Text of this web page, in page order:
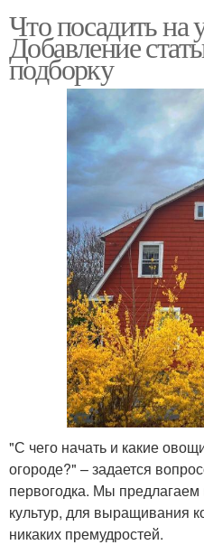
Что посадить на
Добавление
подборку
"С чего начать и какие
огороде?" – задается
первогодка. Мы
культур, для выращивания
никаких премудростей.